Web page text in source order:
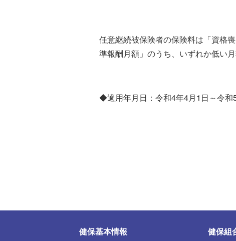
任意継続被保険者の保険料は「資格
準報酬月額」のうち、いずれか低い
◆適用年月日：令和4年4月1日～令和
健保基本情報 健保組